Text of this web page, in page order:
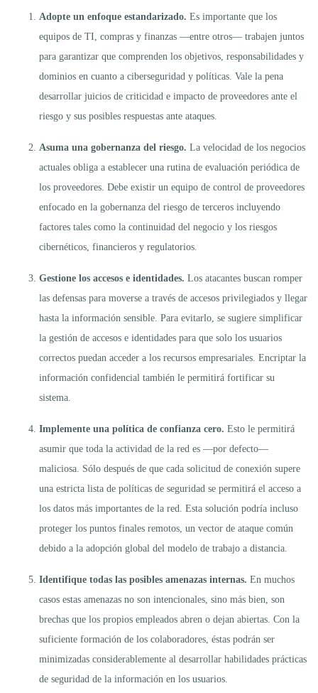
Adopte un enfoque estandarizado. Es importante que los
equipos de TI, compras y finanzas —entre otros— trabajen juntos
para garantizar que comprenden los objetivos, responsabilidades y
dominios en cuanto a ciberseguridad y políticas. Vale la pena
desarrollar juicios de criticidad e impacto de proveedores ante el
riesgo y sus posibles respuestas ante ataques.
Asuma una gobernanza del riesgo. La velocidad de los negocios
actuales obliga a establecer una rutina de evaluación periódica de
los proveedores. Debe existir un equipo de control de proveedores
enfocado en la gobernanza del riesgo de terceros incluyendo
factores tales como la continuidad del negocio y los riesgos
cibernéticos, financieros y regulatorios.
Gestione los accesos e identidades. Los atacantes buscan romper
las defensas para moverse a través de accesos privilegiados y llegar
hasta la información sensible. Para evitarlo, se sugiere simplificar
la gestión de accesos e identidades para que solo los usuarios
correctos puedan acceder a los recursos empresariales. Encriptar la
información confidencial también le permitirá fortificar su
sistema.
Implemente una política de confianza cero. Esto le permitirá
asumir que toda la actividad de la red es —por defecto—
maliciosa. Sólo después de que cada solicitud de conexión supere
una estricta lista de políticas de seguridad se permitirá el acceso a
los datos más importantes de la red. Esta solución podría incluso
proteger los puntos finales remotos, un vector de ataque común
debido a la adopción global del modelo de trabajo a distancia.
Identifique todas las posibles amenazas internas. En muchos
casos estas amenazas no son intencionales, sino más bien, son
brechas que los propios empleados abren o dejan abiertas. Con la
suficiente formación de los colaboradores, éstas podrán ser
minimizadas considerablemente al desarrollar habilidades prácticas
de seguridad de la información en los usuarios.